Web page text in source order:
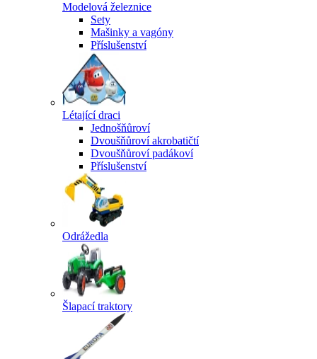
Modelová železnice
Sety
Mašinky a vagóny
Příslušenství
Létající draci
Jednošňůroví
Dvoušňůroví akrobatičtí
Dvoušňůroví padákoví
Příslušenství
Odrážedla
Šlapací traktory